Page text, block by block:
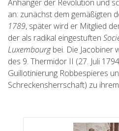
Anhänger der Revolution und
an: zunächst dem gemäßigten
1789, später wird er Mitglied
der als radikal eingestuften
Luxembourgbei. Die Jacobiner
des 9. Thermidor II (27. Juli
Guillotinierung Robbespieres
Schreckensherrschaft) zu